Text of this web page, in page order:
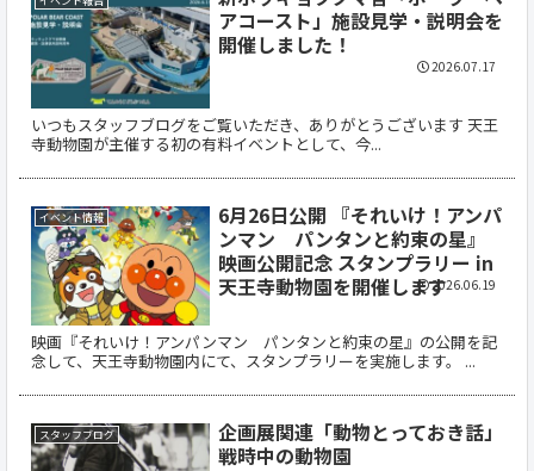
アコースト」施設見学・説明会を
開催しました！
いつもスタッフブログをご覧いただき、ありがとうございます 天王
寺動物園が主催する初の有料イベントとして、今...
2026.07.17
イベント情報
6月26日公開 『それいけ！アンパ
ンマン パンタンと約束の星』
映画公開記念 スタンプラリー in
天王寺動物園を開催します
映画『それいけ！アンパンマン パンタンと約束の星』の公開を記
念して、天王寺動物園内にて、スタンプラリーを実施します。 ...
2026.06.19
スタッフブログ
企画展関連「動物とっておき話」
戦時中の動物園